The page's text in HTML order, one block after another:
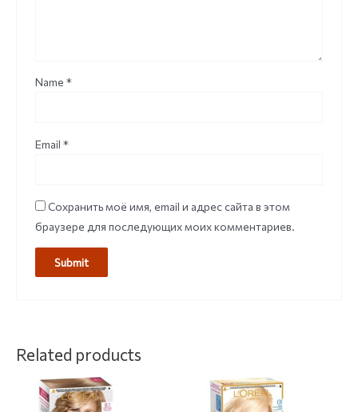
Name *
Email *
Сохранить моё имя, email и адрес сайта в этом
браузере для последующих моих комментариев.
Related products